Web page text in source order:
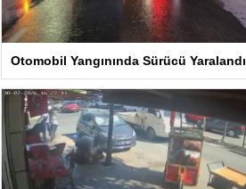
Otomobil Yangınında Sürücü Yaralandı